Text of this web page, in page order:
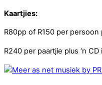
Kaartjies:
R80pp of R150 per persoon
R240 per paartjie plus ‘n